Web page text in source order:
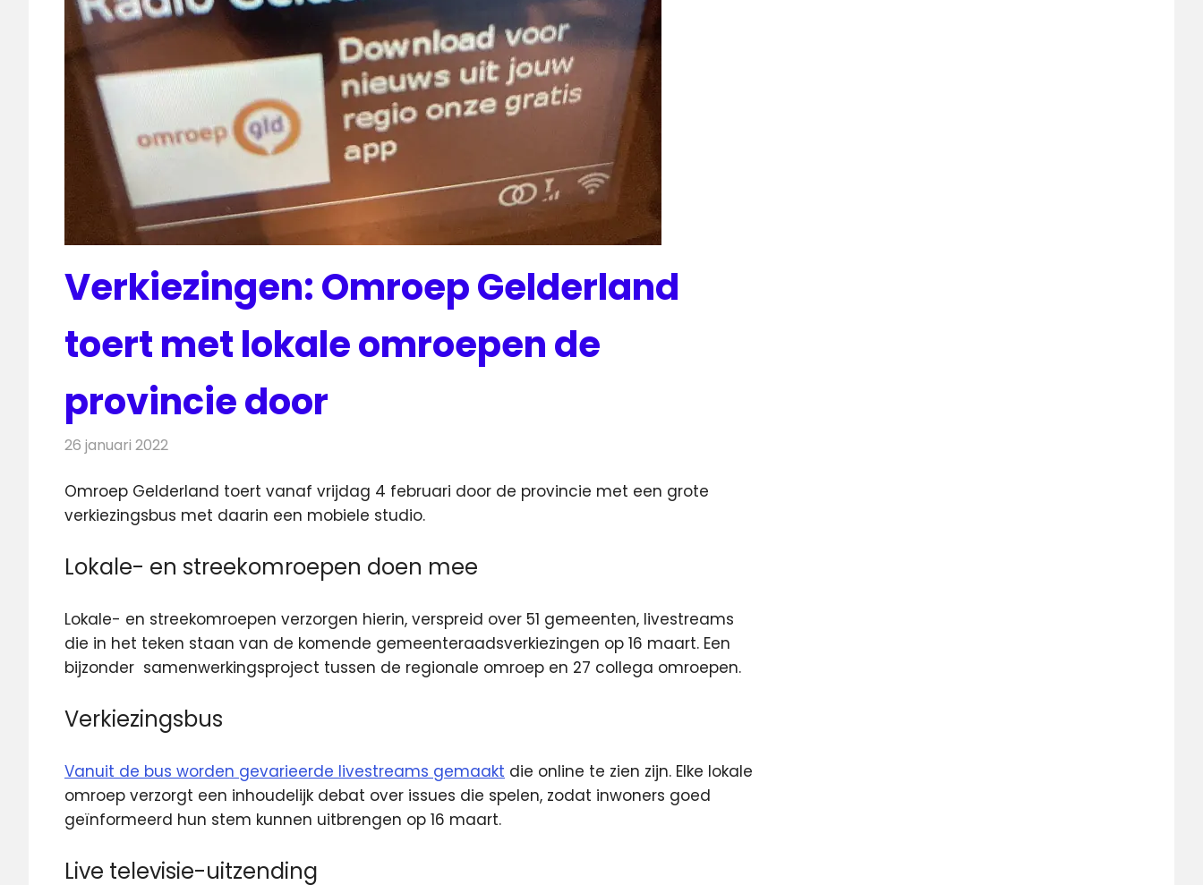
Verkiezingen: Omroep Gelderland
toert met lokale omroepen de
provincie door
26 januari 2022
Omroep Gelderland toert vanaf vrijdag 4 februari door de provincie met een grote
verkiezingsbus met daarin een mobiele studio.
Lokale- en streekomroepen doen mee
Lokale- en streekomroepen verzorgen hierin, verspreid over 51 gemeenten, livestreams
die in het teken staan van de komende gemeenteraadsverkiezingen op 16 maart. Een
bijzonder samenwerkingsproject tussen de regionale omroep en 27 collega omroepen.
Verkiezingsbus
Vanuit de bus worden gevarieerde livestreams gemaakt die online te zien zijn. Elke lokale
omroep verzorgt een inhoudelijk debat over issues die spelen, zodat inwoners goed
geïnformeerd hun stem kunnen uitbrengen op 16 maart.
Live televisie-uitzending